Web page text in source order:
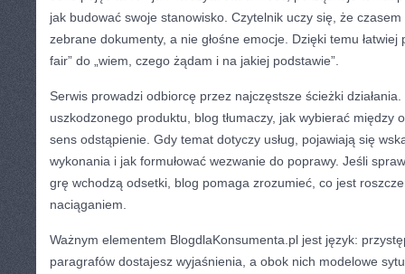
jak budować swoje stanowisko. Czytelnik uczy się, że
zebrane dokumenty, a nie głośne emocje. Dzięki temu łatwiej
fair” do „wiem, czego żądam i na jakiej podstawie”.
Serwis prowadzi odbiorcę przez najczęstsze ścieżki
uszkodzonego produktu, blog tłumaczy, jak wybierać między
sens odstąpienie. Gdy temat dotyczy usług, pojawiają się
wykonania i jak formułować wezwanie do poprawy. Jeśli
grę wchodzą odsetki, blog pomaga zrozumieć, co jest
naciąganiem.
Ważnym elementem BlogdlaKonsumenta.pl jest język:
paragrafów dostajesz wyjaśnienia, a obok nich modelowe